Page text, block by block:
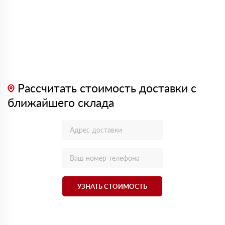
Рассчитать стоимость доставки с
ближайшего склада
УЗНАТЬ СТОИМОСТЬ